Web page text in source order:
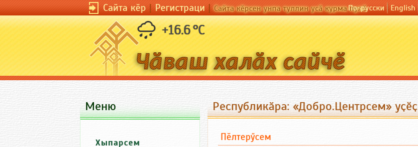
Сайта кӗр|Регистраци|Сайта кӗрсен унпа туллин усӑ курма пулӗПо-русски English
+16.6 °C
Республикӑра: «Добро.Центрсем» уҫӗҫ
Пӗлтерӳсем
Меню
Хыпарсем